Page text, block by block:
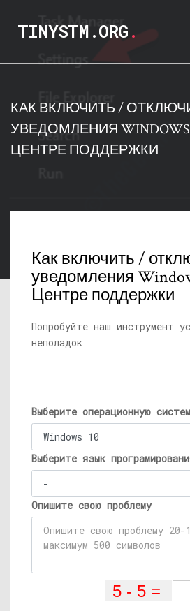
TINYSTM.ORG.
КАК ВКЛЮЧИТЬ /
УВЕДОМЛЕНИЯ WINDOWS
ЦЕНТРЕ ПОДДЕРЖКИ
Как включить /
уведомления
Центре поддержки
Попробуйте наш инструмент
неполадок
Выберите операционную
Выберите язык
Опишите свою проблему